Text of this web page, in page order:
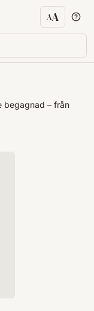
AA
begagnad – från